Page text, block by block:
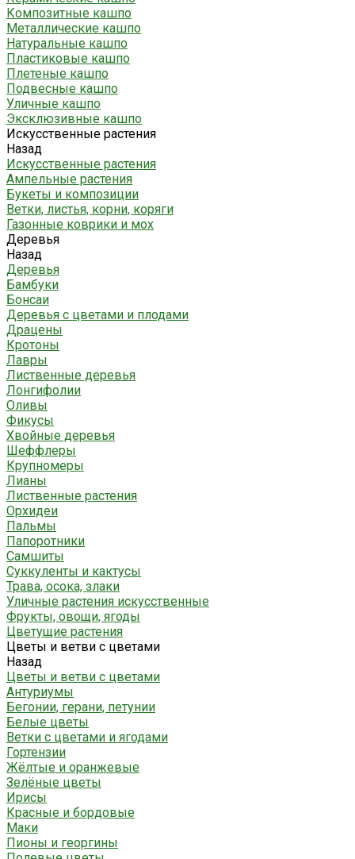
Композитные кашпо
Металлические кашпо
Натуральные кашпо
Пластиковые кашпо
Плетеные кашпо
Подвесные кашпо
Уличные кашпо
Эксклюзивные кашпо
Искусственные растения
Назад
Искусственные растения
Ампельные растения
Букеты и композиции
Ветки, листья, корни, коряги
Газонные коврики и мох
Деревья
Назад
Деревья
Бамбуки
Бонсаи
Деревья с цветами и плодами
Драцены
Кротоны
Лавры
Лиственные деревья
Лонгифолии
Оливы
Фикусы
Хвойные деревья
Шеффлеры
Крупномеры
Лианы
Лиственные растения
Орхидеи
Пальмы
Папоротники
Самшиты
Суккуленты и кактусы
Трава, осока, злаки
Уличные растения искусственные
Фрукты, овощи, ягоды
Цветущие растения
Цветы и ветви с цветами
Назад
Цветы и ветви с цветами
Антуриумы
Бегонии, герани, петунии
Белые цветы
Ветки с цветами и ягодами
Гортензии
Жёлтые и оранжевые
Зелёные цветы
Ирисы
Красные и бордовые
Маки
Пионы и георгины